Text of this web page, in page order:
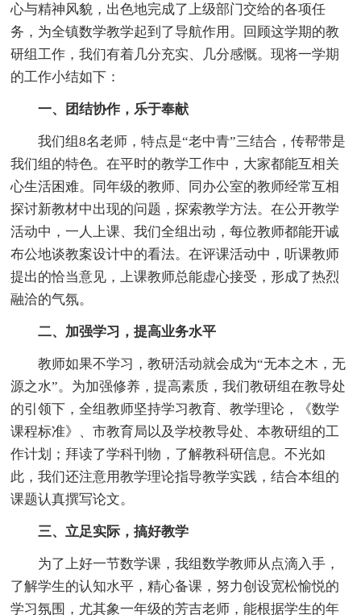
心与精神风貌，出色地完成了上级部门交给的各项任
务，为全镇数学教学起到了导航作用。回顾这学期的教
研组工作，我们有着几分充实、几分感慨。现将一学期
的工作小结如下：
一、团结协作，乐于奉献
我们组8名老师，特点是“老中青”三结合，传帮带是
我们组的特色。在平时的教学工作中，大家都能互相关
心生活困难。同年级的教师、同办公室的教师经常互相
探讨新教材中出现的问题，探索教学方法。在公开教学
活动中，一人上课、我们全组出动，每位教师都能开诚
布公地谈教案设计中的看法。在评课活动中，听课教师
提出的恰当意见，上课教师总能虚心接受，形成了热烈
融洽的气氛。
二、加强学习，提高业务水平
教师如果不学习，教研活动就会成为“无本之木，无
源之水”。为加强修养，提高素质，我们教研组在教导处
的引领下，全组教师坚持学习教育、教学理论，《数学
课程标准》、市教育局以及学校教导处、本教研组的工
作计划；拜读了学科刊物，了解教科研信息。不光如
此，我们还注意用教学理论指导教学实践，结合本组的
课题认真撰写论文。
三、立足实际，搞好教学
为了上好一节数学课，我组数学教师从点滴入手，
了解学生的认知水平，精心备课，努力创设宽松愉悦的
学习氛围，尤其象一年级的芳吉老师，能根据学生的年